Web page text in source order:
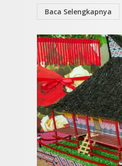
Baca Selengkapnya